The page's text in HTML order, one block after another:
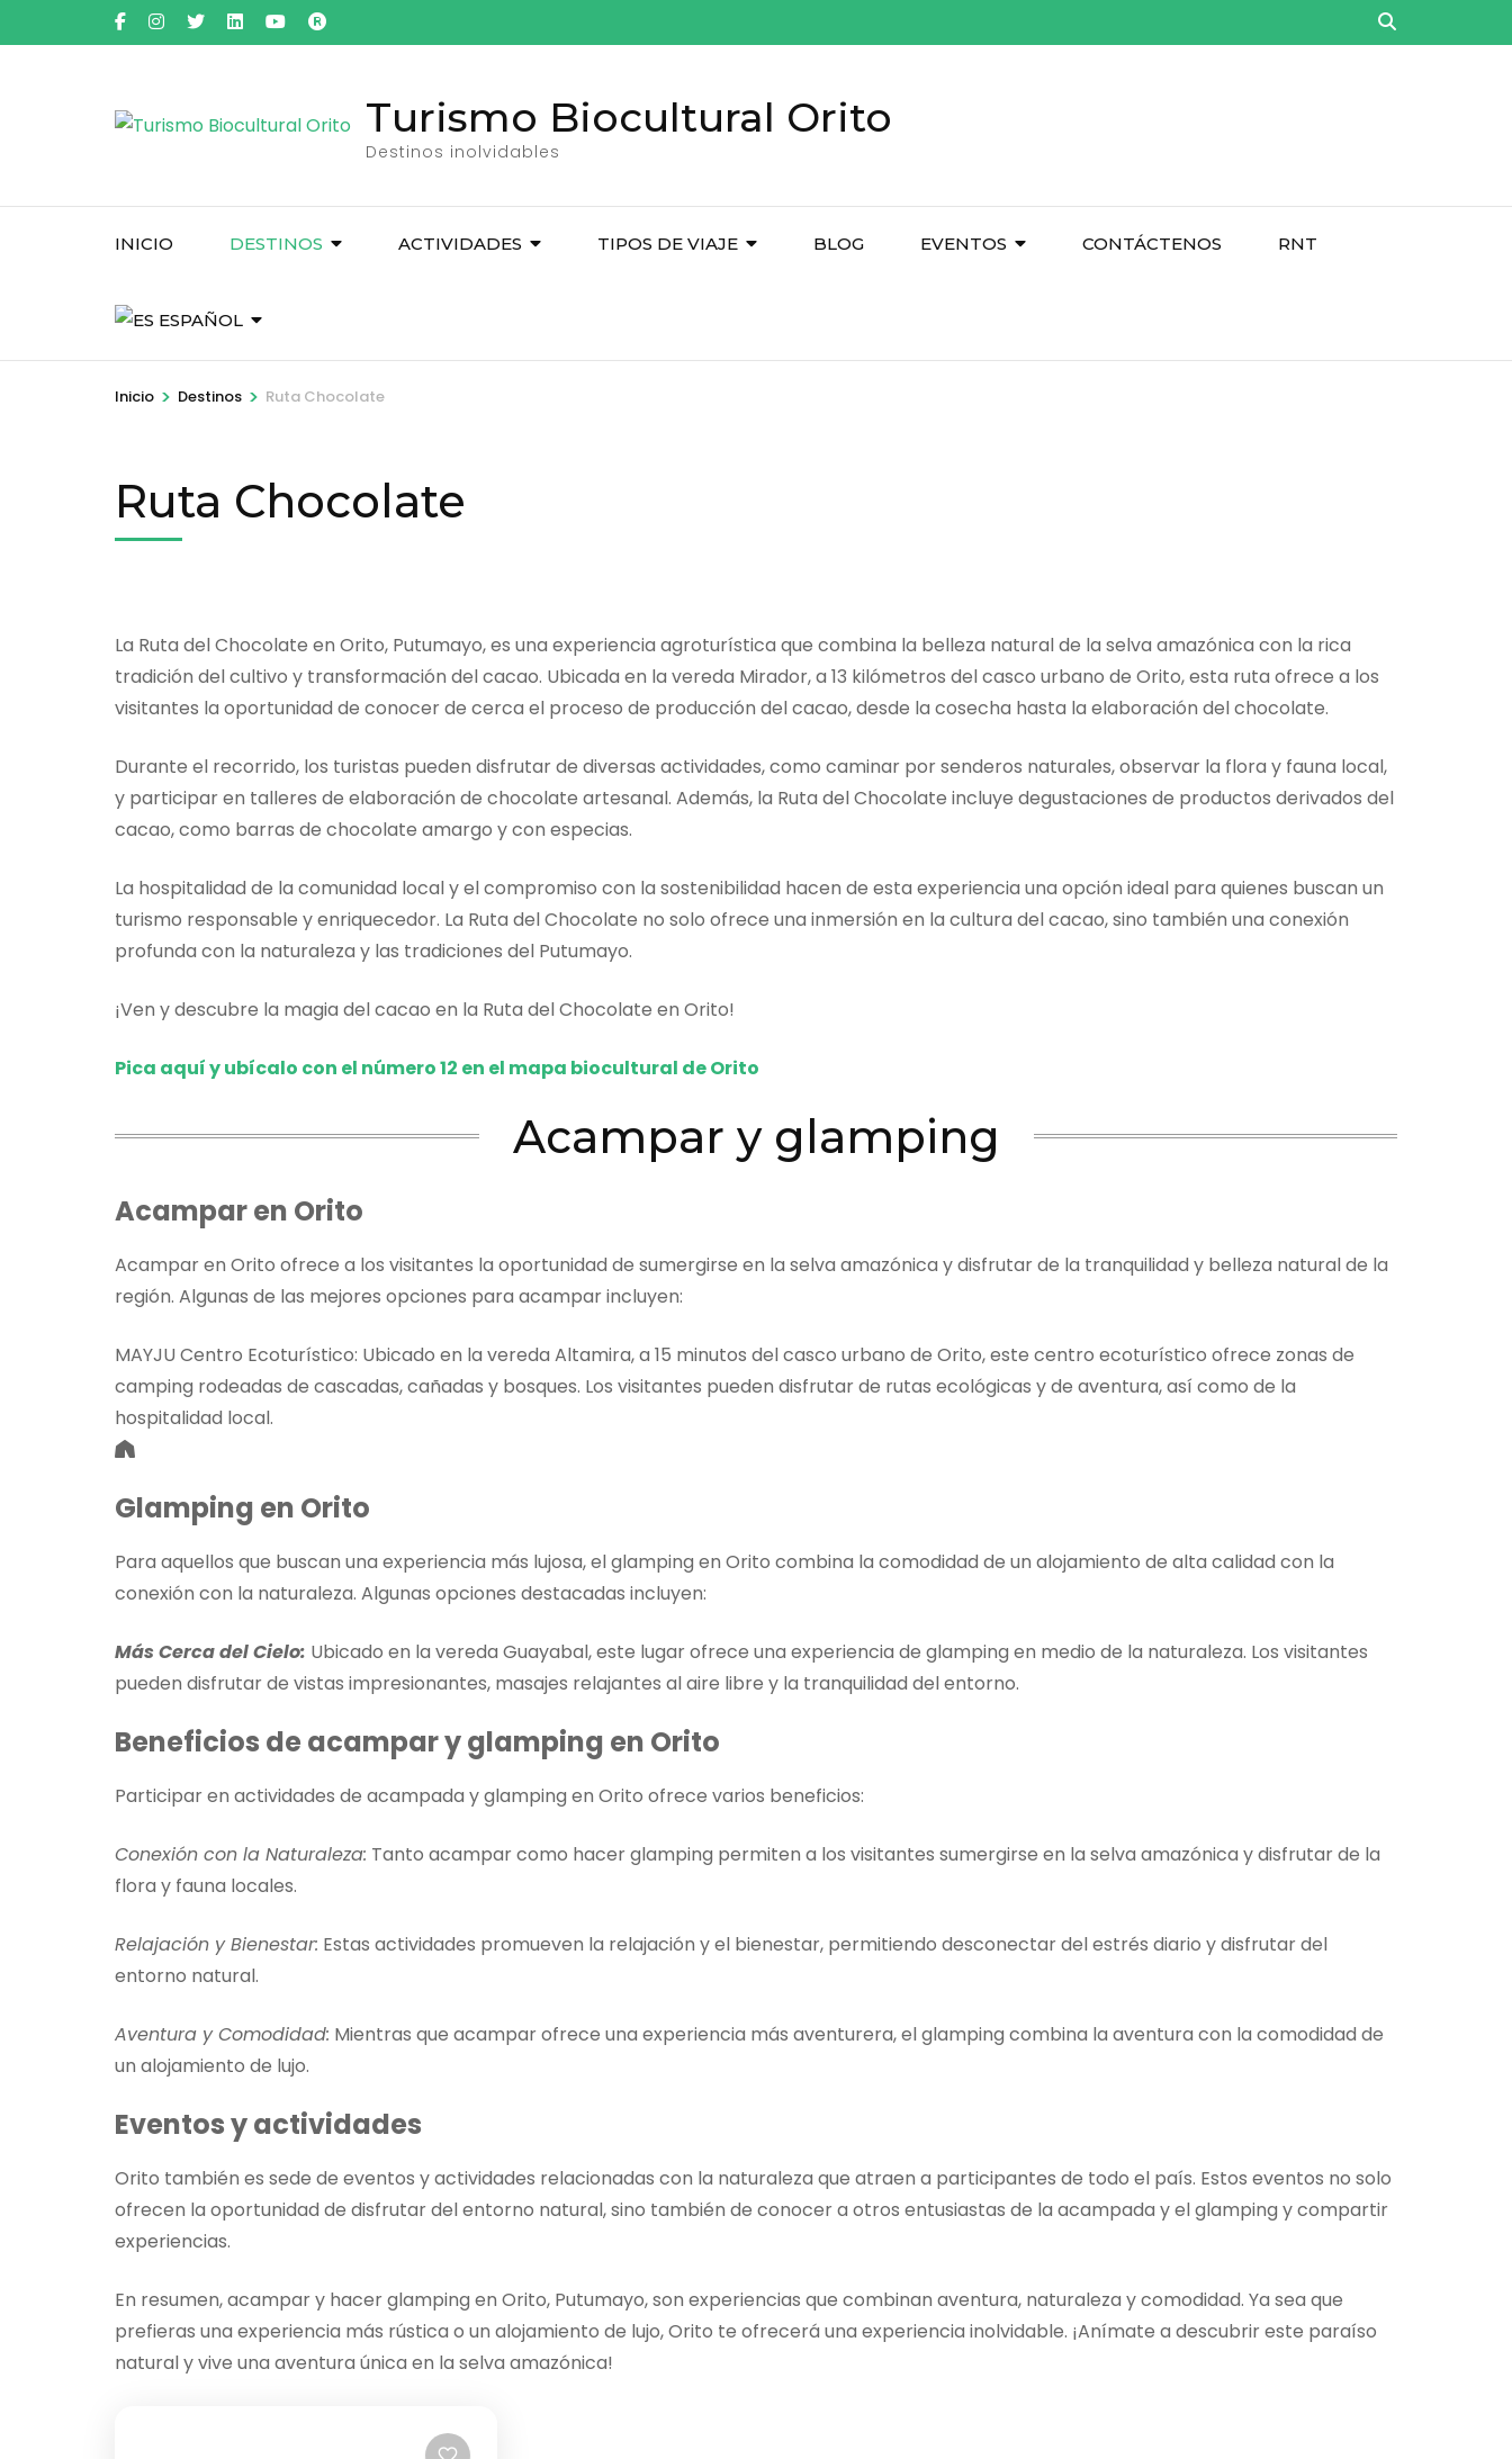
al
Intro)
Turismo Biocultural Orito
Destinos inolvidables
INICIO DESTINOS ACTIVIDADES TIPOS DE VIAJE BLOG EVENTOS CONTÁCTENOS RNT
ESPAÑOL
Inicio > Destinos > Ruta Chocolate
Ruta Chocolate
La Ruta del Chocolate en Orito, Putumayo, es una experiencia agroturística que combina la belleza natural de la selva amazónica con la rica
tradición del cultivo y transformación del cacao. Ubicada en la vereda Mirador, a 13 kilómetros del casco urbano de Orito, esta ruta ofrece a los
visitantes la oportunidad de conocer de cerca el proceso de producción del cacao, desde la cosecha hasta la elaboración del chocolate.
Durante el recorrido, los turistas pueden disfrutar de diversas actividades, como caminar por senderos naturales, observar la flora y fauna local,
y participar en talleres de elaboración de chocolate artesanal. Además, la Ruta del Chocolate incluye degustaciones de productos derivados del
cacao, como barras de chocolate amargo y con especias.
La hospitalidad de la comunidad local y el compromiso con la sostenibilidad hacen de esta experiencia una opción ideal para quienes buscan un
turismo responsable y enriquecedor. La Ruta del Chocolate no solo ofrece una inmersión en la cultura del cacao, sino también una conexión
profunda con la naturaleza y las tradiciones del Putumayo.
¡Ven y descubre la magia del cacao en la Ruta del Chocolate en Orito!
Pica aquí y ubícalo con el número 12 en el mapa biocultural de Orito
Acampar y glamping
Acampar en Orito
Acampar en Orito ofrece a los visitantes la oportunidad de sumergirse en la selva amazónica y disfrutar de la tranquilidad y belleza natural de la
región. Algunas de las mejores opciones para acampar incluyen:
MAYJU Centro Ecoturístico: Ubicado en la vereda Altamira, a 15 minutos del casco urbano de Orito, este centro ecoturístico ofrece zonas de
camping rodeadas de cascadas, cañadas y bosques. Los visitantes pueden disfrutar de rutas ecológicas y de aventura, así como de la
hospitalidad local.
Glamping en Orito
Para aquellos que buscan una experiencia más lujosa, el glamping en Orito combina la comodidad de un alojamiento de alta calidad con la
conexión con la naturaleza. Algunas opciones destacadas incluyen:
Más Cerca del Cielo: Ubicado en la vereda Guayabal, este lugar ofrece una experiencia de glamping en medio de la naturaleza. Los visitantes
pueden disfrutar de vistas impresionantes, masajes relajantes al aire libre y la tranquilidad del entorno.
Beneficios de acampar y glamping en Orito
Participar en actividades de acampada y glamping en Orito ofrece varios beneficios:
Conexión con la Naturaleza: Tanto acampar como hacer glamping permiten a los visitantes sumergirse en la selva amazónica y disfrutar de la
flora y fauna locales.
Relajación y Bienestar: Estas actividades promueven la relajación y el bienestar, permitiendo desconectar del estrés diario y disfrutar del
entorno natural.
Aventura y Comodidad: Mientras que acampar ofrece una experiencia más aventurera, el glamping combina la aventura con la comodidad de
un alojamiento de lujo.
Eventos y actividades
Orito también es sede de eventos y actividades relacionadas con la naturaleza que atraen a participantes de todo el país. Estos eventos no solo
ofrecen la oportunidad de disfrutar del entorno natural, sino también de conocer a otros entusiastas de la acampada y el glamping y compartir
experiencias.
En resumen, acampar y hacer glamping en Orito, Putumayo, son experiencias que combinan aventura, naturaleza y comodidad. Ya sea que
prefieras una experiencia más rústica o un alojamiento de lujo, Orito te ofrecerá una experiencia inolvidable. ¡Anímate a descubrir este paraíso
natural y vive una aventura única en la selva amazónica!